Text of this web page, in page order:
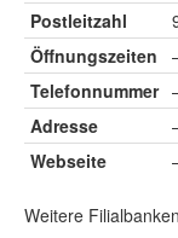
Postleitzahl
Öffnungszeiten
Telefonnummer
Adresse
Webseite
Weitere